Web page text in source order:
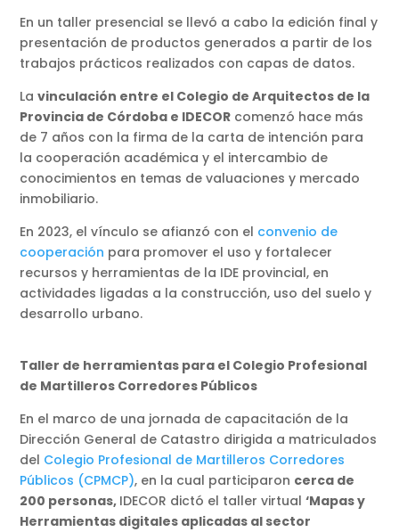
En un taller presencial se llevó a cabo la edición final y
presentación de productos generados a partir de los
trabajos prácticos realizados con capas de datos.
Lavinculación entre el Colegio de Arquitectos de la
Provincia de Córdoba e IDECOR comenzó hace más
de 7 años con la firma de la carta de intención para
la cooperación académica y el intercambio de
conocimientos en temas de valuaciones y mercado
inmobiliario.
En 2023, el vínculo se afianzó con el convenio de
cooperación para promover el uso y fortalecer
recursos y herramientas de la IDE provincial, en
actividades ligadas a la construcción, uso del suelo y
desarrollo urbano.
Taller de herramientas para el Colegio Profesional
de Martilleros Corredores Públicos
En el marco de una jornada de capacitación de la
Dirección General de Catastro dirigida a matriculados
del Colegio Profesional de Martilleros Corredores
Públicos (CPMCP), en la cual participaron cerca de
200 personas, IDECOR dictó el taller virtual‘Mapas y
Herramientas digitales aplicadas al sector